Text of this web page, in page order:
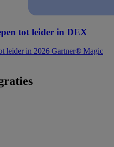
tot leider in DEX
leider in 2026 Gartner® Magic